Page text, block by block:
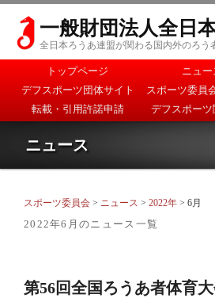
一般財団法人全日
全日本ろうあ連盟が関わる国内外のろう
メインメニュー
メインコンテンツへ移
動
サブコンテンツへ移動
トップページ ニュー
デフスポーツ団体サイト
スポーツ委員
転載・引用許諾申請
デフスポー
ニュース
スポーツ委員会 > ニュース > 2022年 > 6月
2022年6月のニュース一覧
第56回全国ろうあ者体育